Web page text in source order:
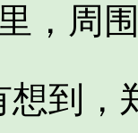
周围
到，